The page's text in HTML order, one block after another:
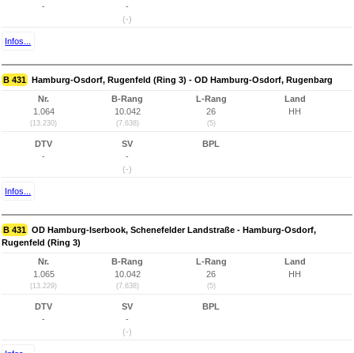
-
-
(-)
Infos...
B 431 Hamburg-Osdorf, Rugenfeld (Ring 3) - OD Hamburg-Osdorf, Rugenbarg
Nr.
1.064
(13.230)
B-Rang
10.042
(7.638)
L-Rang
26
(5)
Land
HH
DTV
-
SV
-
(-)
BPL
Infos...
B 431 OD Hamburg-Iserbook, Schenefelder Landstraße - Hamburg-Osdorf,
Rugenfeld (Ring 3)
Nr.
1.065
(13.229)
B-Rang
10.042
(7.638)
L-Rang
26
(5)
Land
HH
DTV
-
SV
-
(-)
BPL